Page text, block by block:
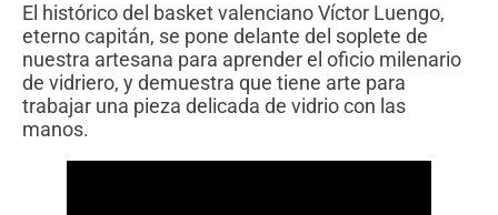
El histórico del basket valenciano Víctor Luengo,
eterno capitán, se pone delante del soplete de
nuestra artesana para aprender el oficio milenario
de vidriero, y demuestra que tiene arte para
trabajar una pieza delicada de vidrio con las
manos.